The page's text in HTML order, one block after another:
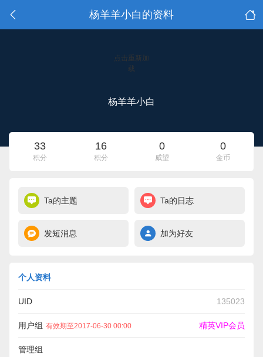
杨羊羊小白的资料
点击重新加
载
杨羊羊小白
33
积分
16
积分
0
威望
0
金币
Ta的主题 Ta的日志
发短消息 加为好友
个人资料
UID 135023
用户组 有效期至2017-06-30 00:00 精英VIP会员
管理组